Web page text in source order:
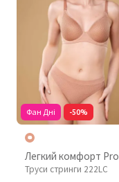
Фан Дні -50%
Легкий комфорт Pro
Труси стринги 222LC